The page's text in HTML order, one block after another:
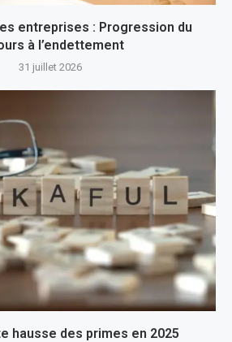
entreprises : Progression du
à l’endettement
31 juillet 2026
hausse des primes en 2025